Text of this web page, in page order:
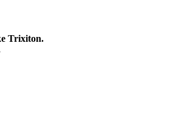
Trixiton.